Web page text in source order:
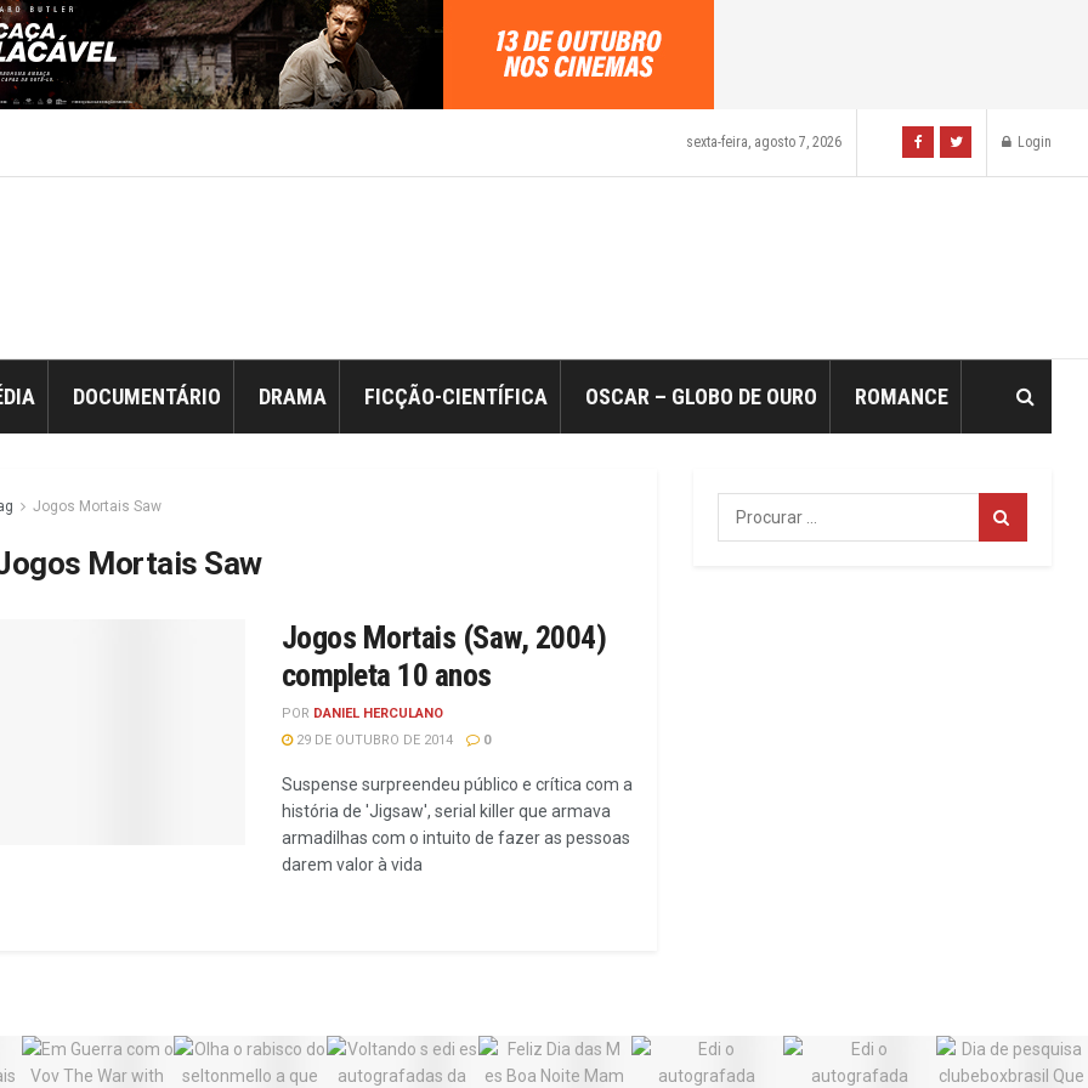
sexta-feira, agosto 7, 2026 Login
DOCUMENTÁRIO DRAMA FICÇÃO-CIENTÍFICA OSCAR – GLOBO DE OURO ROMANCE
Jogos Mortais Saw
Mortais Saw
Jogos Mortais (Saw, 2004)
completa 10 anos
POR DANIEL HERCULANO
29 DE OUTUBRO DE 2014
0
Suspense surpreendeu público e crítica com a
história de 'Jigsaw', serial killer que armava
armadilhas com o intuito de fazer as pessoas
darem valor à vida